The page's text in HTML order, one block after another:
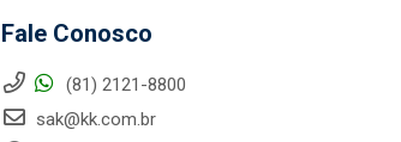
Fale Conosco
(81) 2121-8800
sak@kk.com.br